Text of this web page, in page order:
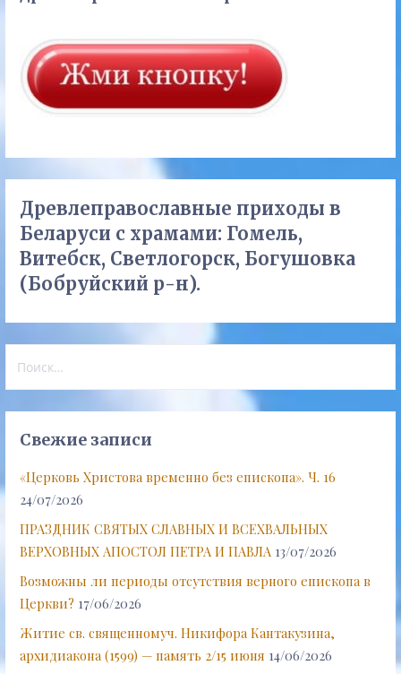
Древлеправославные приходы в
Беларуси с храмами: Гомель,
Витебск, Светлогорск, Богушовка
(Бобруйский р-н).
Свежие записи
«Церковь Христова временно без епископа». Ч. 16
24/07/2026
ПРАЗДНИК СВЯТЫХ СЛАВНЫХ И ВСЕХВАЛЬНЫХ
ВЕРХОВНЫХ АПОСТОЛ ПЕТРА И ПАВЛА 13/07/2026
Возможны ли периоды отсутствия верного епископа в
Церкви? 17/06/2026
Житие св. священномуч. Никифора Кантакузина,
архидиакона (1599) — память 2/15 июня 14/06/2026